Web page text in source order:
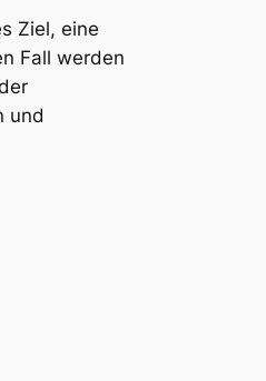
Ziel, eine
Fall werden
und